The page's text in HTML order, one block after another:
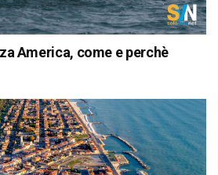
America, come e perchè